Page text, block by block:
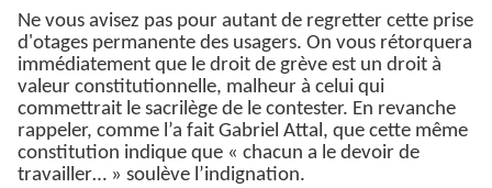
Ne vous avisez pas pour autant de regretter cette prise
d'otages permanente des usagers. On vous rétorquera
immédiatement que le droit de grève est un droit à
valeur constitutionnelle, malheur à celui qui
commettrait le sacrilège de le contester. En revanche
rappeler, comme l’a fait Gabriel Attal, que cette même
constitution indique que « chacun a le devoir de
travailler… » soulève l’indignation.